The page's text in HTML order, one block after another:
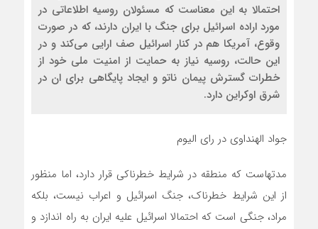
احتمالا به این معناست که مسئولان روسیه اطلاعاتی در
مورد اراده اسرائیل برای جنگ با ایران دارند، که در صورت
وقوع، آمریکا هم در کنار اسرائیل صف ارایی می‌کند و در
این حالت، روسیه نیاز به حمایت از امنیت ملی خود از
خطرات گسترش پیمان ناتو و ایجاد پایگاهی برای ان در
شرق اوکراین دارد.
جواد الهنداوی در رای الیوم
مدتهاست که منطقه در شرایط خطرناکی قرار دارد، اما منظور
از این شرایط خطرناک، جنگ اسرائیل و اعراب نیست، بلکه
مراد، جنگی است که احتمالا اسرائیل علیه ایران به راه اندازد و